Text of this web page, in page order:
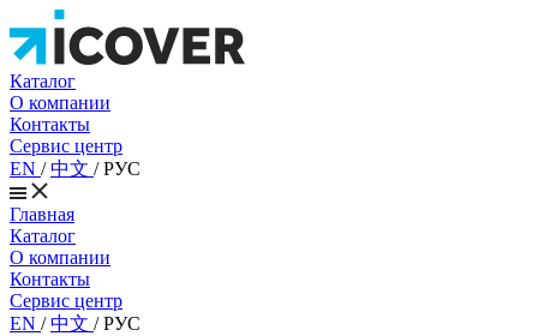
Каталог
О компании
Контакты
Сервис центр
EN /中文 /РУС
Главная
Каталог
О компании
Контакты
Сервис центр
EN /中文 /РУС